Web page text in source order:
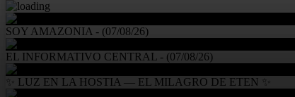
SOY AMAZONIA - (07/08/26)
EL INFORMATIVO CENTRAL - (07/08/26)
✨ LUZ EN LA HOSTIA — EL MILAGRO DE ETEN ✨